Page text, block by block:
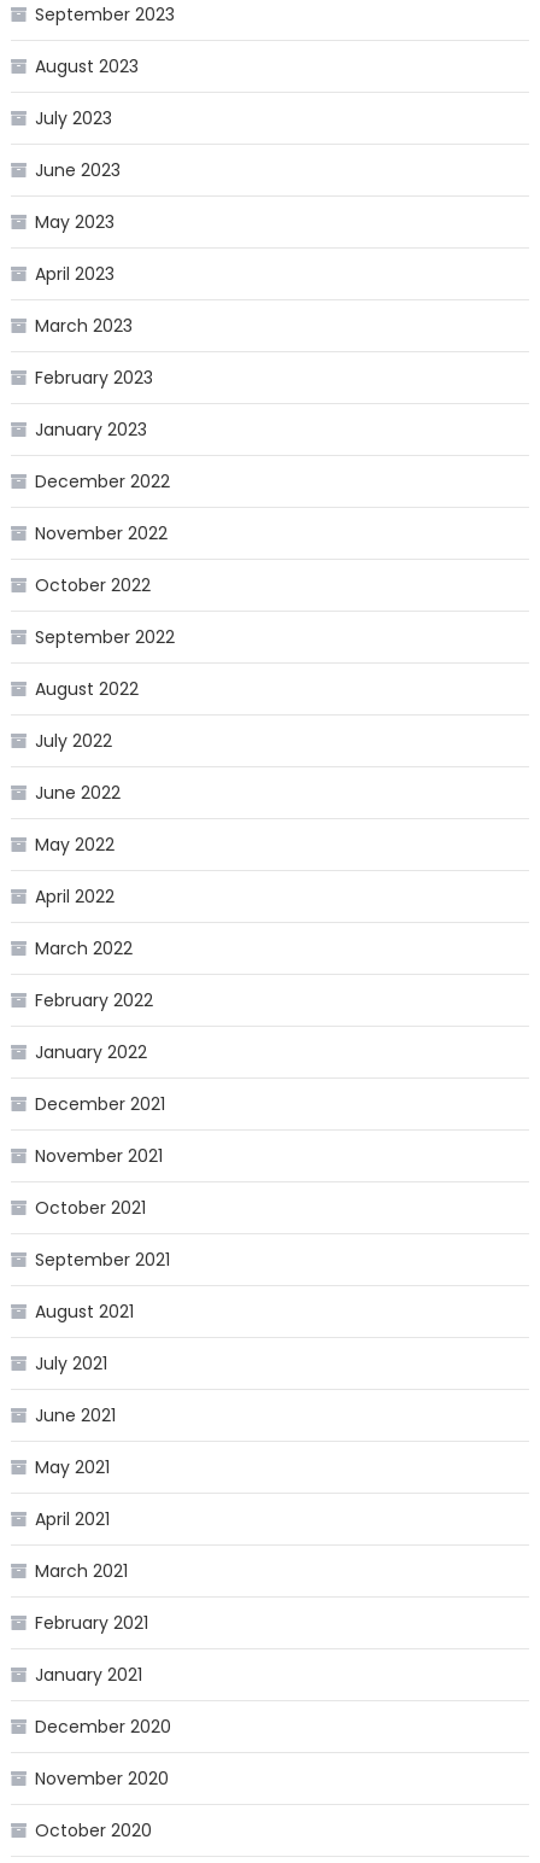
September 2023
August 2023
July 2023
June 2023
May 2023
April 2023
March 2023
February 2023
January 2023
December 2022
November 2022
October 2022
September 2022
August 2022
July 2022
June 2022
May 2022
April 2022
March 2022
February 2022
January 2022
December 2021
November 2021
October 2021
September 2021
August 2021
July 2021
June 2021
May 2021
April 2021
March 2021
February 2021
January 2021
December 2020
November 2020
October 2020